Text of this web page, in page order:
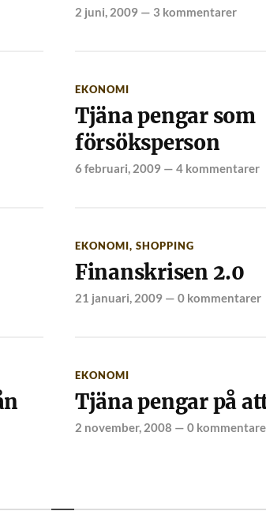
2 juni, 2009— 3 kommentarer
EKONOMI
Tjäna pengar som
försöksperson
6 februari, 2009— 4 kommentarer
EKONOMI, SHOPPING
Finanskrisen 2.0
21 januari, 2009— 0 kommentarer
EKONOMI
Tjäna pengar på
2 november, 2008 — 0